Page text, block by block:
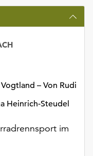
– Von Rudi
Heinrich-Steudel
im